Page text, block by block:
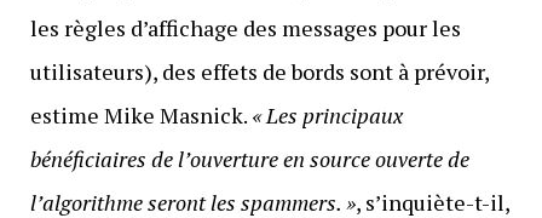
les règles d’affichage des messages pour les
utilisateurs), des effets de bords sont à prévoir,
estime Mike Masnick. « Les principaux
bénéficiaires de l’ouverture en source ouverte de
l’algorithme seront les spammers. », s’inquiète-t-il,